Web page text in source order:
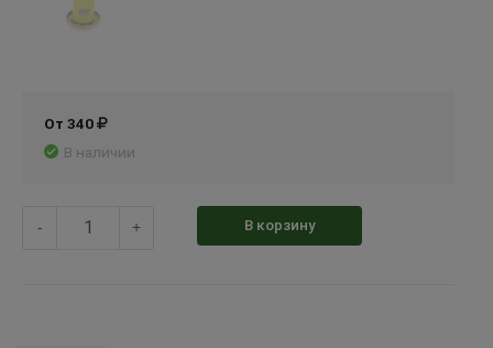
От 340
В наличии
- + В корзину